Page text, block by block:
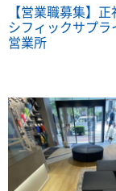
【営業職募集】
シフィックサプ
営業所